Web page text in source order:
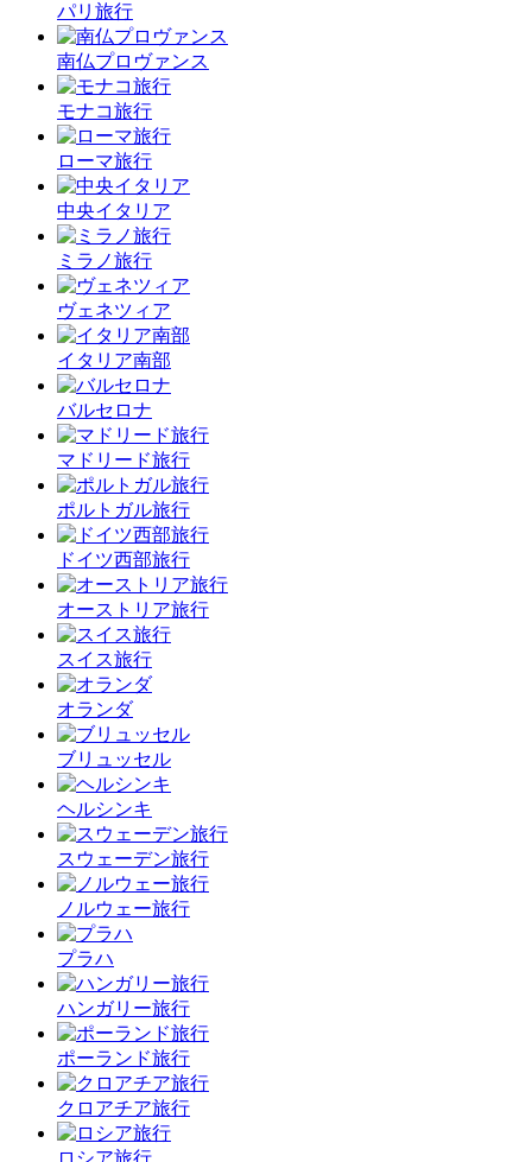
パリ旅行
南仏プロヴァンス
モナコ旅行
ローマ旅行
中央イタリア
ミラノ旅行
ヴェネツィア
イタリア南部
バルセロナ
マドリード旅行
ポルトガル旅行
ドイツ西部旅行
オーストリア旅行
スイス旅行
オランダ
ブリュッセル
ヘルシンキ
スウェーデン旅行
ノルウェー旅行
プラハ
ハンガリー旅行
ポーランド旅行
クロアチア旅行